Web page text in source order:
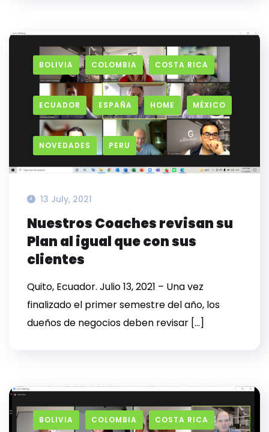
BOLIVIA COLOMBIA COSTA RICA
ECUADOR ESPAÑA HOME MÉXICO
NOVEDADES PERU
13 July, 2021
Nuestros Coaches revisan su
Plan al igual que con sus
clientes
Quito, Ecuador. Julio 13, 2021 – Una vez
finalizado el primer semestre del año, los
dueños de negocios deben revisar […]
BOLIVIA COLOMBIA COSTA RICA